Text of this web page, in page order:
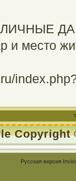
ЛИЧНЫЕ
и место
Copyright
Русская версия